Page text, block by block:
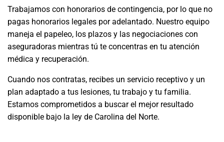
Trabajamos con honorarios de contingencia, por lo que no
pagas honorarios legales por adelantado. Nuestro equipo
maneja el papeleo, los plazos y las negociaciones con
aseguradoras mientras tú te concentras en tu atención
médica y recuperación.
Cuando nos contratas, recibes un servicio receptivo y un
plan adaptado a tus lesiones, tu trabajo y tu familia.
Estamos comprometidos a buscar el mejor resultado
disponible bajo la ley de Carolina del Norte.